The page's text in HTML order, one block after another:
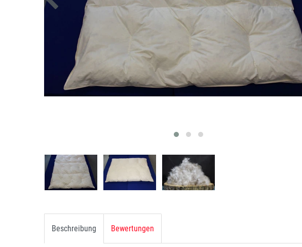
Beschreibung Bewertungen